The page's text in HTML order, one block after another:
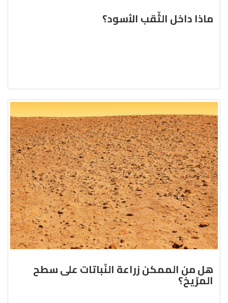
ماذا داخل الثّقب الأسود؟
هل من الممكن زراعة النّباتات على سطح
المرّيخ؟